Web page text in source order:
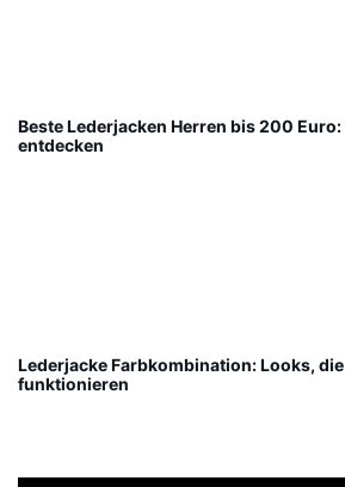
Beste Lederjacken Herren bis 200 Euro:
entdecken
Lederjacke Farbkombination: Looks,
funktionieren